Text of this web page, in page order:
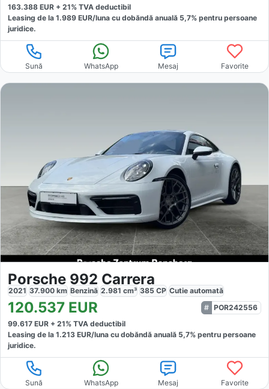
163.388 EUR + 21% TVA deductibil
Leasing de la 1.989 EUR/luna cu dobăndă anuală 5,7% pentru persoane
juridice.
Sună WhatsApp Mesaj Favorite
Porsche 992 Carrera
2021 37.900 km Benzină 2.981 cm³ 385 CP Cutie automată
120.537 EUR
POR242556
99.617 EUR + 21% TVA deductibil
Leasing de la 1.213 EUR/luna cu dobăndă anuală 5,7% pentru persoane
juridice.
Sună WhatsApp Mesaj Favorite